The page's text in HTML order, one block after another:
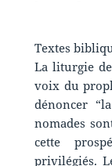
Textes
La liturgie
voix du
dénoncer
nomades
cette
privilégiés.